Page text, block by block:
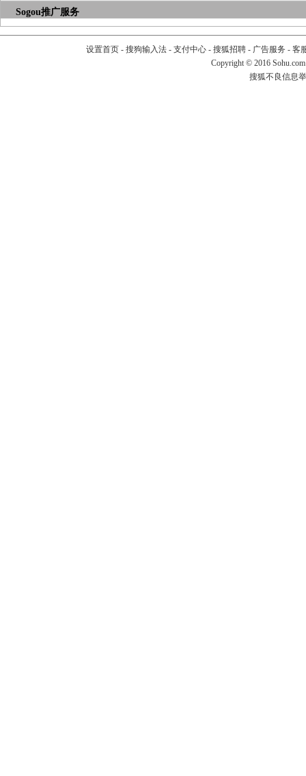
Sogou推广服务
设置首页- 搜狗输入法- 支付中心- 搜狐招聘- 广告服务 - 客
Copyright © 2016
搜狐不良信息